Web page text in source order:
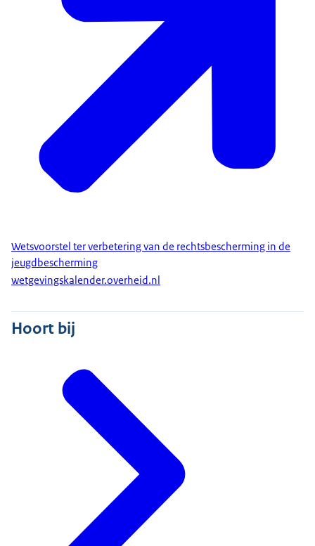
Wetsvoorstel ter verbetering van de rechtsbescherming in de
jeugdbescherming
wetgevingskalender.overheid.nl
Hoort bij